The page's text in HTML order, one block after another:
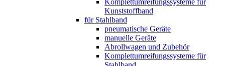
Komplettumreifungssysteme für
Kunststoffband
für Stahlband
pneumatische Geräte
manuelle Geräte
Abrollwagen und Zubehör
Komplettumreifungssysteme für